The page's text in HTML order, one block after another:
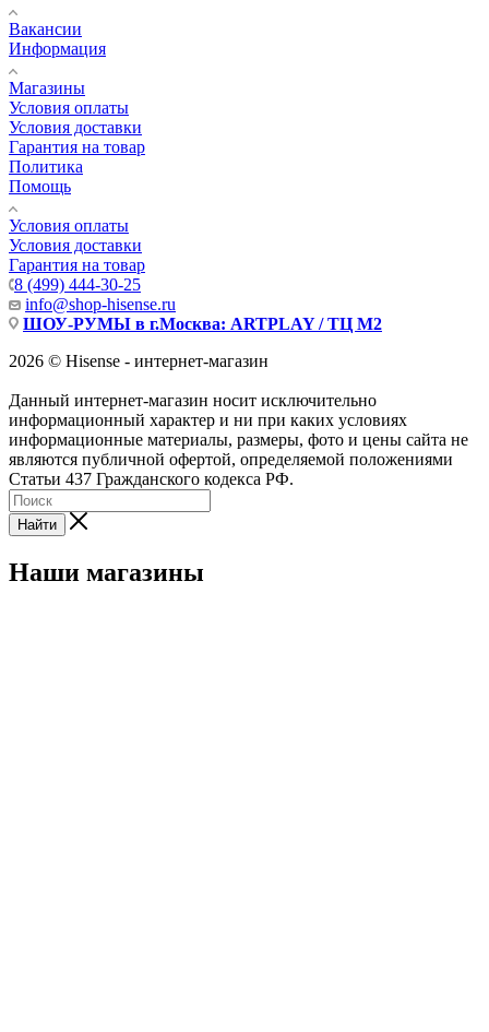
Вакансии
Информация
Магазины
Условия оплаты
Условия доставки
Гарантия на товар
Политика
Помощь
Условия оплаты
Условия доставки
Гарантия на товар
8 (499) 444-30-25
info@shop-hisense.ru
ШОУ-РУМЫ в г.Москва: ARTPLAY / ТЦ М2
2026 © Hisense - интернет-магазин
Данный интернет-магазин носит исключительно
информационный характер и ни при каких условиях
информационные материалы, размеры, фото и цены сайта не
являются публичной офертой, определяемой положениями
Статьи 437 Гражданского кодекса РФ.
Найти
Наши магазины